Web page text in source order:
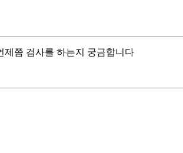
제쯤 검사를 하는지 궁금합니다